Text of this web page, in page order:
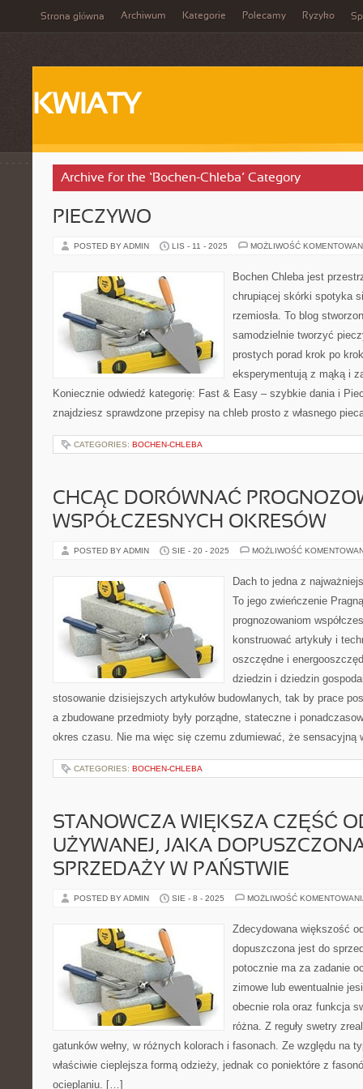
Strona główna Archiwum Kategorie Polecamy Ryzyko
KWIATY
Archive for the ‘Bochen-Chleba’ Category
PIECZYWO
POSTED BY ADMIN LIS - 11 - 2025 MOŻLIWOŚĆ
Bochen Chleba jest
chrupiącej skórki spotyka
rzemiosła. To blog
samodzielnie tworzyć
prostych porad krok po
eksperymentują z mąką i
Koniecznie odwiedź kategorię: Fast & Easy – szybkie dania i
znajdziesz sprawdzone przepisy na chleb prosto z własnego
CATEGORIES: BOCHEN-CHLEBA
CHCĄC DORÓWNAĆ
WSPÓŁCZESNYCH OKRESÓW
POSTED BY ADMIN SIE - 20 - 2025 MOŻLIWOŚĆ
Dach to jedna z
To jego zwieńczenie
prognozowaniom
konstruować artykuły i
oszczędne i
dziedzin i dziedzin
stosowanie dzisiejszych artykułów budowlanych, tak by prace
a zbudowane przedmioty były porządne, stateczne i
okres czasu. Nie ma więc się czemu zdumiewać, że
CATEGORIES: BOCHEN-CHLEBA
STANOWCZA WIĘKSZA CZĘŚĆ
UŻYWANEJ, JAKA
SPRZEDAŻY W PAŃSTWIE
POSTED BY ADMIN SIE - 8 - 2025 MOŻLIWOŚĆ
Zdecydowana większość
dopuszczona jest do
potocznie ma za zadanie
zimowe lub ewentualnie
obecnie rola oraz funkcja
różna. Z reguły swetry
gatunków wełny, w różnych kolorach i fasonach. Ze względu na
właściwie cieplejsza formą odzieży, jednak co poniektóre z
ocieplaniu. […]